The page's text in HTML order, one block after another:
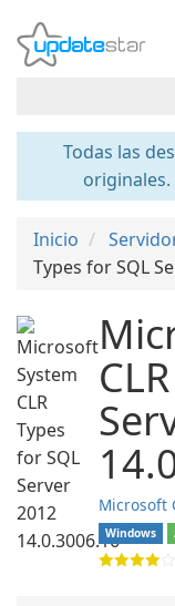
Todas las
Inicio
Types for SQL
Microsoft
Windows